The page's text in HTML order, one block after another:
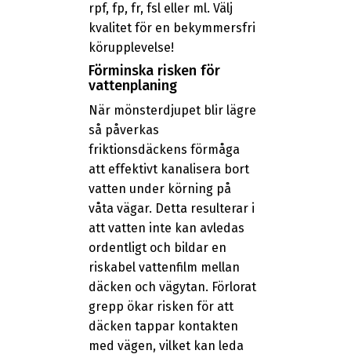
rpf, fp, fr, fsl eller ml. Välj
kvalitet för en bekymmersfri
körupplevelse!
Förminska risken för
vattenplaning
När mönsterdjupet blir lägre
så påverkas
friktionsdäckens förmåga
att effektivt kanalisera bort
vatten under körning på
våta vägar. Detta resulterar i
att vatten inte kan avledas
ordentligt och bildar en
riskabel vattenfilm mellan
däcken och vägytan. Förlorat
grepp ökar risken för att
däcken tappar kontakten
med vägen, vilket kan leda